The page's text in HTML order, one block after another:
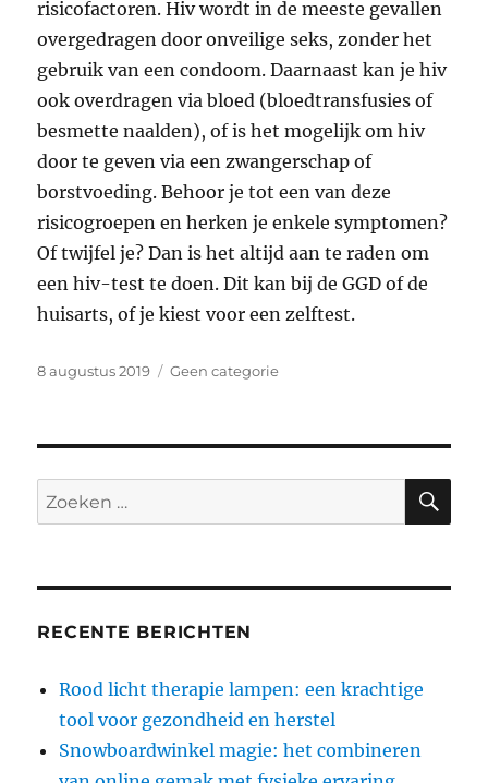
risicofactoren. Hiv wordt in de meeste gevallen
overgedragen door onveilige seks, zonder het
gebruik van een condoom. Daarnaast kan je hiv
ook overdragen via bloed (bloedtransfusies of
besmette naalden), of is het mogelijk om hiv
door te geven via een zwangerschap of
borstvoeding. Behoor je tot een van deze
risicogroepen en herken je enkele symptomen?
Of twijfel je? Dan is het altijd aan te raden om
een hiv-test te doen. Dit kan bij de GGD of de
huisarts, of je kiest voor een zelftest.
Geplaatst
8 augustus 2019 Categorieën
Geen categorie
Zoeken
naar:
RECENTE BERICHTEN
Rood licht therapie lampen: een krachtige
tool voor gezondheid en herstel
Snowboardwinkel magie: het combineren